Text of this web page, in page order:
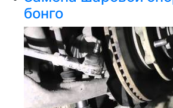
бонго